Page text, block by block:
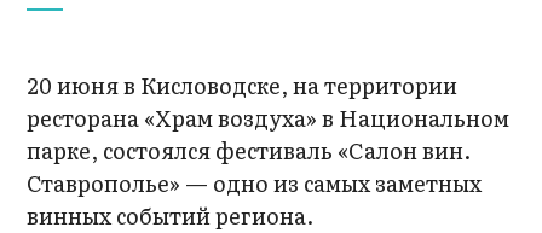
20 июня в Кисловодске, на территории
ресторана «Храм воздуха» в Национальном
парке, состоялся фестиваль «Салон вин.
Ставрополье» — одно из самых заметных
винных событий региона.